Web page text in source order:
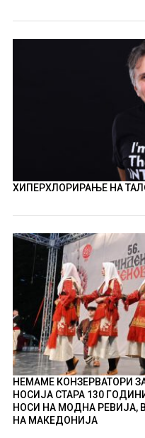
ХИПЕРХЛОРИРАЊЕ НА
НЕМАМЕ КОНЗЕРВАТОРИ
НОСИЈА СТАРА 130
НОСИ НА МОДНА РЕВИЈА,
НА МАКЕДОНИЈА